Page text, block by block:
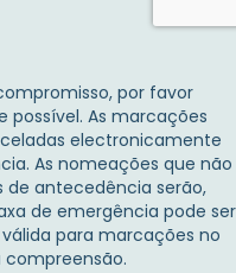
por favor
As marcações
electronicamente
As nomeações que não
antecedência serão,
de emergência pode ser
para marcações no
compreensão.